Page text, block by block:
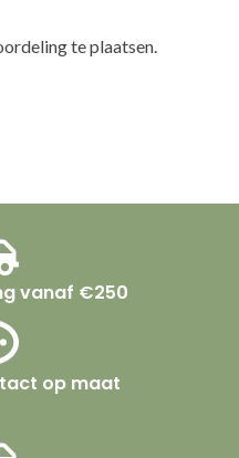
te plaatsen.
vanaf €250
op maat